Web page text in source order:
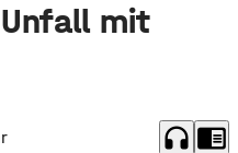
mit
headphones chrome_reader_mode